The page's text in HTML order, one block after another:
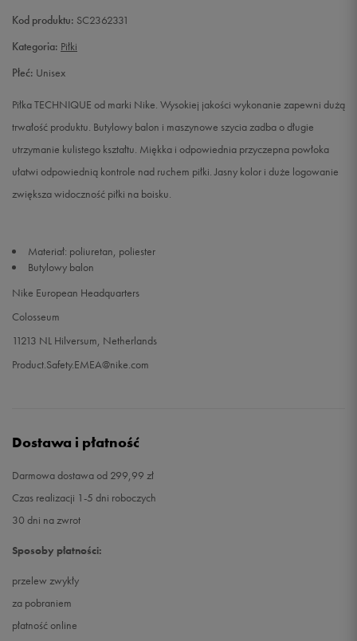
Kod produktu: SC2362331
Kategoria: Piłki
Płeć: Unisex
Piłka TECHNIQUE od marki Nike. Wysokiej jakości wykonanie zapewni dużą
trwałość produktu. Butylowy balon i maszynowe szycia zadba o długie
utrzymanie kulistego kształtu. Miękka i odpowiednia przyczepna powłoka
ułatwi odpowiednią kontrole nad ruchem piłki. Jasny kolor i duże logowanie
zwiększa widoczność piłki na boisku.
Materiał: poliuretan, poliester
Butylowy balon
Nike European Headquarters
Colosseum
11213 NL Hilversum, Netherlands
Product.Safety.EMEA@nike.com
Dostawa i płatność
Darmowa dostawa od 299,99 zł
Czas realizacji 1-5 dni roboczych
30 dni na zwrot
Sposoby płatności:
przelew zwykły
za pobraniem
płatność online